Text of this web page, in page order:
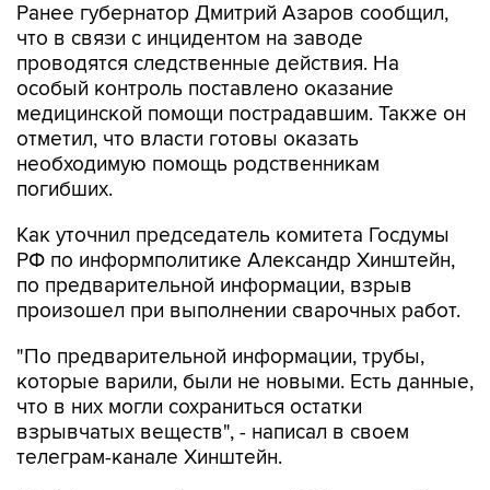
Ранее губернатор Дмитрий Азаров сообщил,
что в связи с инцидентом на заводе
проводятся следственные действия. На
особый контроль поставлено оказание
медицинской помощи пострадавшим. Также он
отметил, что власти готовы оказать
необходимую помощь родственникам
погибших.
Как уточнил председатель комитета Госдумы
РФ по информполитике Александр Хинштейн,
по предварительной информации, взрыв
произошел при выполнении сварочных работ.
"По предварительной информации, трубы,
которые варили, были не новыми. Есть данные,
что в них могли сохраниться остатки
взрывчатых веществ", - написал в своем
телеграм-канале Хинштейн.